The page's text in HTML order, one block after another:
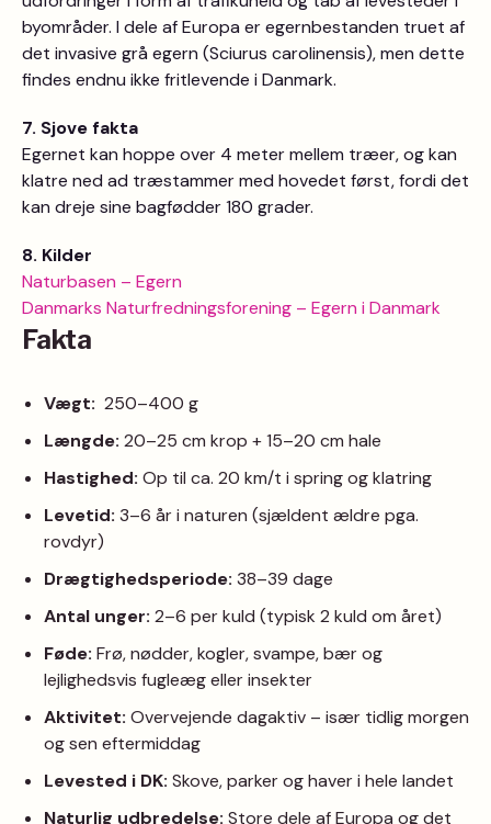
byområder. I dele af Europa er egernbestanden truet af
det invasive grå egern (Sciurus carolinensis), men dette
findes endnu ikke fritlevende i Danmark.
7. Sjove fakta
Egernet kan hoppe over 4 meter mellem træer, og kan
klatre ned ad træstammer med hovedet først, fordi det
kan dreje sine bagfødder 180 grader.
8. Kilder
Naturbasen – Egern
Danmarks Naturfredningsforening – Egern i Danmark
Fakta
Vægt: 250–400 g
Længde: 20–25 cm krop + 15–20 cm hale
Hastighed: Op til ca. 20 km/t i spring og klatring
Levetid: 3–6 år i naturen (sjældent ældre pga.
rovdyr)
Drægtighedsperiode: 38–39 dage
Antal unger: 2–6 per kuld (typisk 2 kuld om året)
Føde: Frø, nødder, kogler, svampe, bær og
lejlighedsvis fugleæg eller insekter
Aktivitet: Overvejende dagaktiv – især tidlig morgen
og sen eftermiddag
Levested i DK: Skove, parker og haver i hele landet
Naturlig udbredelse: Store dele af Europa og det